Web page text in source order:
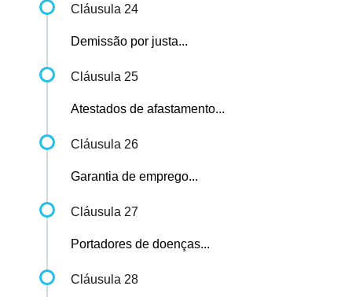
Cláusula 24
Demissão por justa...
Cláusula 25
Atestados de afastamento...
Cláusula 26
Garantia de emprego...
Cláusula 27
Portadores de doenças...
Cláusula 28